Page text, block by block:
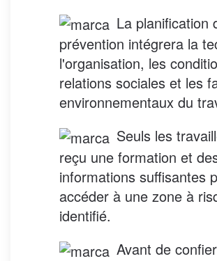
La planification
prévention intégrera la
l'organisation, les
relations sociales et les
environnementaux du
Seuls les
reçu une formation et
informations suffisantes
accéder à une zone à
identifié.
Avant de